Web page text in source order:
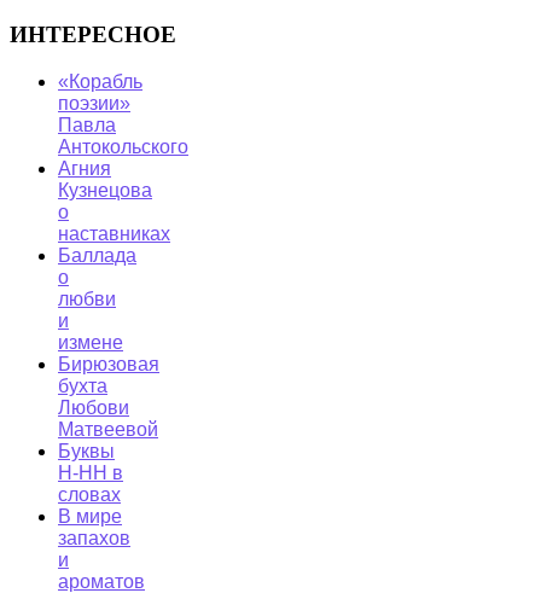
ИНТЕРЕСНОЕ
«Корабль
поэзии»
Павла
Антокольского
Агния
Кузнецова
о
наставниках
Баллада
о
любви
и
измене
Бирюзовая
бухта
Любови
Матвеевой
Буквы
Н-НН в
словах
В мире
запахов
и
ароматов